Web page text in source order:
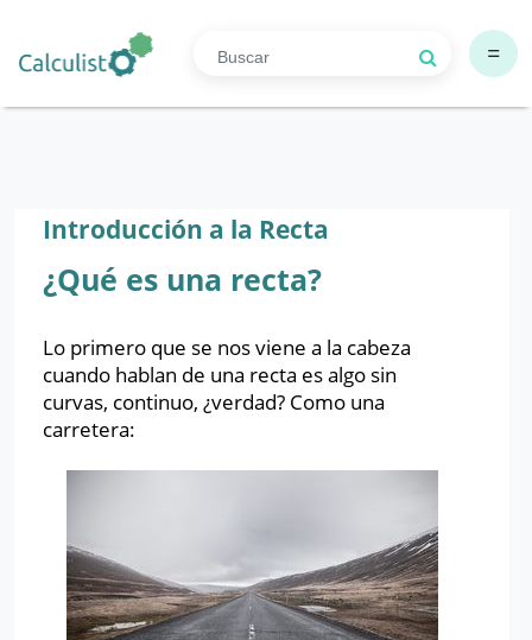
=
Introducción a la Recta
¿Qué es una recta?
Lo primero que se nos viene a la cabeza
cuando hablan de una recta es algo sin
curvas, continuo, ¿verdad? Como una
carretera: